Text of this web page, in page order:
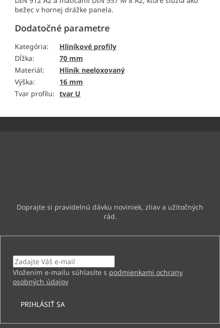
bežec v hornej drážke panela.
Dodatočné parametre
Kategória:
Hliníkové profily
Dĺžka:
70 mm
Materiál:
Hliník neeloxovaný
Výška:
16 mm
Tvar profilu: tvar U
Vložením e-mailu súhlasíte s podmienkami ochrany
osobných údajov
PRIHLÁSIŤ SA